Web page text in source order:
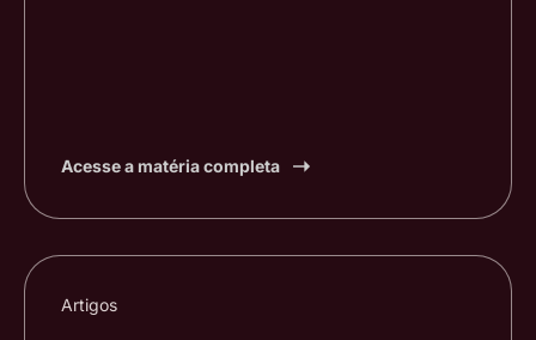
Acesse a matéria completa
Artigos